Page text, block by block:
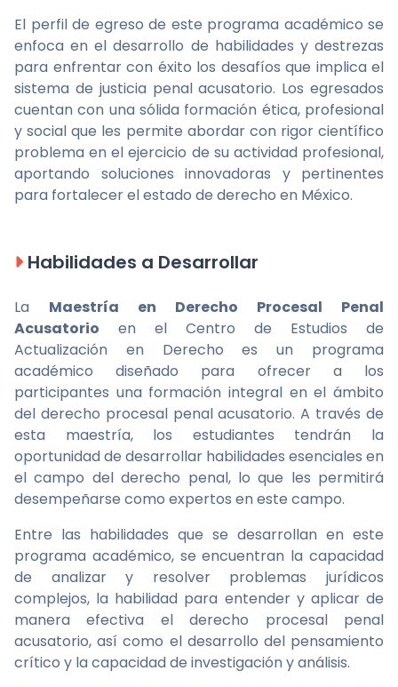
El perfil de egreso de este programa académico se
enfoca en el desarrollo de habilidades y destrezas
para enfrentar con éxito los desafíos que implica el
sistema de justicia penal acusatorio. Los egresados
cuentan con una sólida formación ética, profesional
y social que les permite abordar con rigor científico
problema en el ejercicio de su actividad profesional,
aportando soluciones innovadoras y pertinentes
para fortalecer el estado de derecho en México.
Habilidades a Desarrollar
La Maestría en Derecho Procesal Penal
Acusatorio en el Centro de Estudios de
Actualización en Derecho es un programa
académico diseñado para ofrecer a los
participantes una formación integral en el ámbito
del derecho procesal penal acusatorio. A través de
esta maestría, los estudiantes tendrán la
oportunidad de desarrollar habilidades esenciales en
el campo del derecho penal, lo que les permitirá
desempeñarse como expertos en este campo.
Entre las habilidades que se desarrollan en este
programa académico, se encuentran la capacidad
de analizar y resolver problemas jurídicos
complejos, la habilidad para entender y aplicar de
manera efectiva el derecho procesal penal
acusatorio, así como el desarrollo del pensamiento
crítico y la capacidad de investigación y análisis.